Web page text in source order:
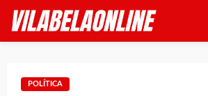
POLÍTICA